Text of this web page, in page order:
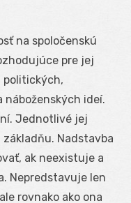
na spoločenskú
pre jej
politických,
ideí.
Jednotlivé jej
základňu. Nadstavba
ak neexistuje a
Nepredstavuje len
rovnako ako ona